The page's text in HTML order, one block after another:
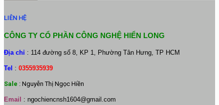
LIÊN HỆ
CÔNG TY CỔ PHẦN CÔNG NGHỆ HIỂN LONG
Địa chỉ : 114 đường số 8, KP 1, Phường Tân Hưng, TP HCM
Tel : 0355935939
Sale : Nguyễn Thị Ngọc Hiền
Email : ngochiencnsh1604@gmail.com